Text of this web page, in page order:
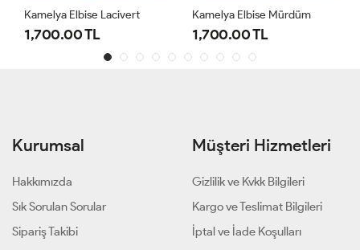
Kamelya Elbise Lacivert
1,700.00 TL
Kamelya Elbise Mürdüm
1,700.00 TL
Kurumsal
Hakkımızda
Sık Sorulan Sorular
Sipariş Takibi
Müşteri Hizmetleri
Gizlilik ve Kvkk Bilgileri
Kargo ve Teslimat Bilgileri
İptal ve İade Koşulları